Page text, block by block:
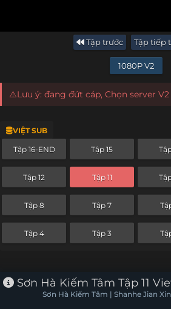
Tập trước Tập tiếp
1080P V2
⚠️Lưu ý: đang đứt cáp, Chọn server
VIỆT SUB
Tập 16-END Tập 15
Tập 12 Tập 11
Tập 8 Tập 7
Tập 4 Tập 3
Sơn Hà Kiếm Tâm Tập 11
Sơn Hà Kiếm Tâm | Shanhe Jian Xin